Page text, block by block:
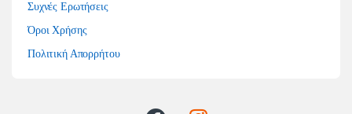
Συχνές Ερωτήσεις
Όροι Χρήσης
Πολιτική Απορρήτου